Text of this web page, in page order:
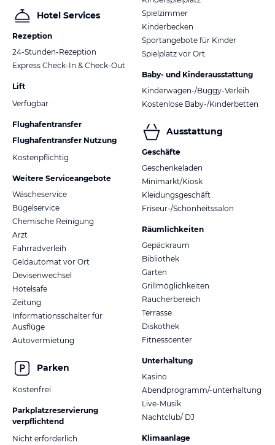
Hotel Services
Rezeption
24-Stunden-Rezeption
Express Check-In & Check-Out
Lift
Verfügbar
Flughafentransfer
Flughafentransfer Nutzung
Kostenpflichtig
Weitere Serviceangebote
Wäscheservice
Bügelservice
Chemische Reinigung
Arzt
Fahrradverleih
Geldautomat vor Ort
Devisenwechsel
Hotelsafe
Zeitung
Informationsschalter für
Ausflüge
Autovermietung
Parken
Kostenfrei
Parkplatzreservierung
verpflichtend
Nicht erforderlich
Spielzimmer
Kinderbecken
Sportangebote für Kinder
Spielplatz vor Ort
Baby- und Kinderausstattung
Kinderwagen-/Buggy-Verleih
Kostenlose Baby-/Kinderbetten
Ausstattung
Geschäfte
Geschenkeladen
Minimarkt/Kiosk
Kleidungsgeschäft
Friseur-/Schönheitssalon
Räumlichkeiten
Gepäckraum
Bibliothek
Garten
Grillmöglichkeiten
Raucherbereich
Terrasse
Diskothek
Fitnesscenter
Unterhaltung
Kasino
Abendprogramm/-unterhaltung
Live-Musik
Nachtclub/ DJ
Klimaanlage